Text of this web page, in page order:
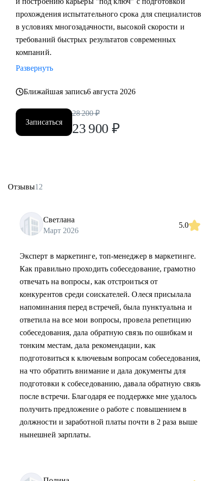
прохождения испытательного срока для специалистов
в условиях многозадачности, высокой скорости и
требований быстрых результатов современных
компаний.
Развернуть
Ближайшая запись6 августа 2026
Записаться
28 200 ₽
23 900 ₽
Отзывы12
Светлана
Март 2026
5.0
Эксперт в маркетинге, топ-менеджер в маркетинге.
Как правильно проходить собеседование, грамотно
отвечать на вопросы, как отстроиться от
конкурентов среди соискателей. Олеся присылала
напоминания перед встречей, была пунктуальна и
ответила на все мои вопросы, провела репетицию
собеседования, дала обратную связь по ошибкам и
тонким местам, дала рекомендации, как
подготовиться к ключевым вопросам собеседования,
на что обратить внимание и дала документы для
подготовки к собеседованию, давала обратную связь
после встречи. Благодаря ее поддержке мне удалось
получить предложение о работе с повышением в
должности и заработной платы почти в 2 раза выше
нынешней зарплаты.